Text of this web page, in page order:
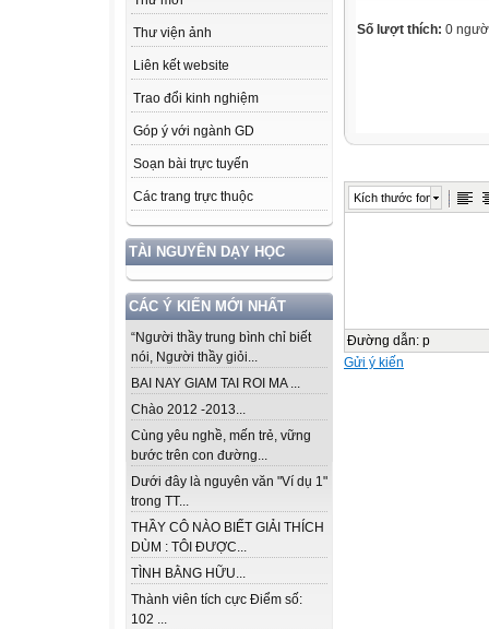
Thư viện ảnh
Liên kết website
Trao đổi kinh nghiệm
Góp ý với ngành GD
Soạn bài trực tuyến
Các trang trực thuộc
TÀI NGUYÊN DẠY HỌC
CÁC Ý KIẾN MỚI NHẤT
“Người thầy trung bình chỉ biết
nói, Người thầy giỏi...
BAI NAY GIAM TAI ROI MA ...
Chào 2012 -2013...
Cùng yêu nghề, mến trẻ, vững
bước trên con đường...
Dưới đây là nguyên văn "Ví dụ 1"
trong TT...
THẦY CÔ NÀO BIẾT GIẢI THÍCH
DÙM : TÔI ĐƯỢC...
TÌNH BẰNG HỮU...
Thành viên tích cực Điểm số:
102 ...
Số lượt thích: 0
Kích thước font
Đường dẫn: p
Gửi ý kiến